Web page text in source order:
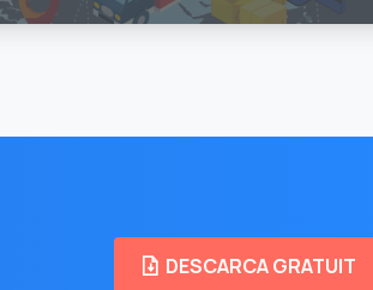
DESCARCA GRATUIT